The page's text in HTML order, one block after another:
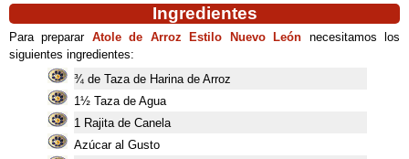
Ingredientes
Para preparar Atole de Arroz Estilo Nuevo León necesitamos los
siguientes ingredientes:
¾ de Taza de Harina de Arroz
1½ Taza de Agua
1 Rajita de Canela
Azúcar al Gusto